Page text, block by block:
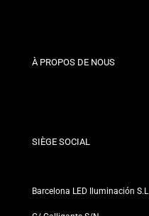
Contact
À PROPOS DE NOUS
Nos Magasins
SIÈGE SOCIAL
Barcelona LED Iluminación S.L